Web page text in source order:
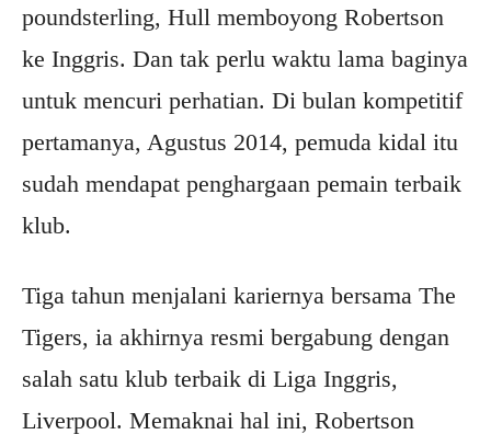
poundsterling, Hull memboyong Robertson
ke Inggris. Dan tak perlu waktu lama baginya
untuk mencuri perhatian. Di bulan kompetitif
pertamanya, Agustus 2014, pemuda kidal itu
sudah mendapat penghargaan pemain terbaik
klub.
Tiga tahun menjalani kariernya bersama The
Tigers, ia akhirnya resmi bergabung dengan
salah satu klub terbaik di Liga Inggris,
Liverpool. Memaknai hal ini, Robertson